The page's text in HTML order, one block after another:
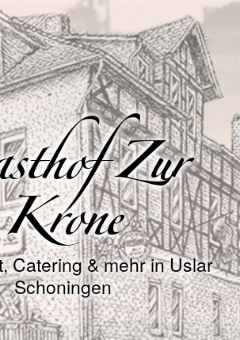
Zur
Krone
Catering & mehr in Uslar
Schoningen